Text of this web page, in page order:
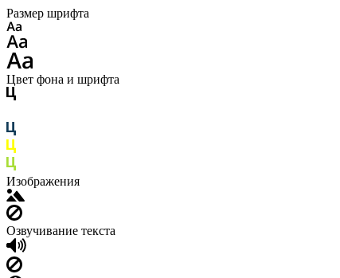
Размер шрифта
Цвет фона и шрифта
Изображения
Озвучивание текста